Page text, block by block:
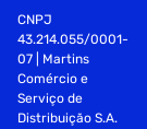
CNPJ
43.214.055/0001-
07 | Martins
Comércio e
Serviço de
Distribuição S.A.